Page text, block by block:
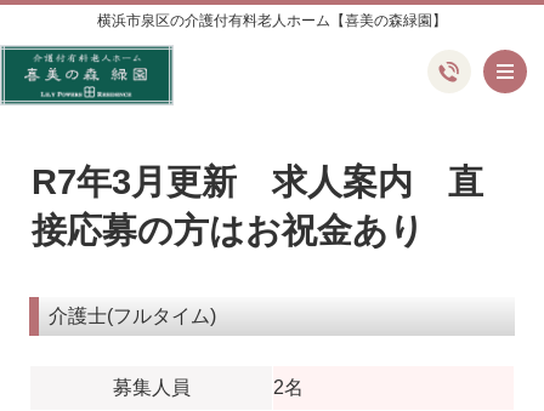
横浜市泉区の介護付有料老人ホーム【喜美の森緑園】
R7年3月更新 求人案内 直
接応募の方はお祝金あり
介護士(フルタイム)
募集人員 2名